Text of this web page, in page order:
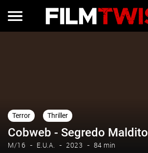
Terror Thriller
Cobweb - Segredo Maldito
M/16 E.U.A. 2023 84 min